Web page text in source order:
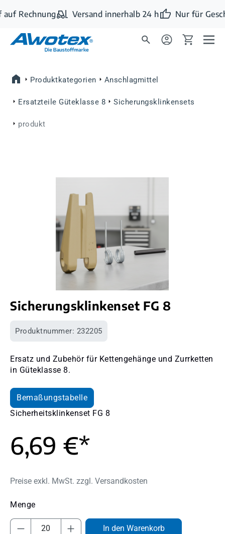
Zum Hauptinhalt springen
Rechnung Versand innerhalb 24 h Nur für
Produktkategorien Anschlagmittel
Ersatzteile Güteklasse 8 Sicherungsklinkensets
produkt
Sicherungsklinkenset FG 8
Produktnummer: 232205
Ersatz und Zubehör für Kettengehänge und Zurrketten
in Güteklasse 8.
Bemaßungstabelle
Sicherheitsklinkenset FG 8
6,69 €*
Preise exkl. MwSt. zzgl. Versandkosten
Produkt Anzahl: Gib den gewünschten
In den Warenkorb